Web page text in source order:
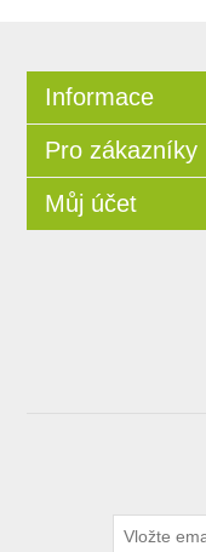
Informace
Pro zákazníky
Můj účet